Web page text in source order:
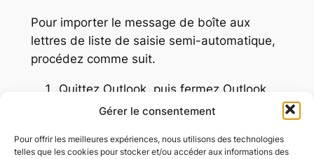
Gérer le consentement
Pour offrir les meilleures expériences, nous utilisons des technologies
telles que les cookies pour stocker et/ou accéder aux informations des
Pour importer le message de boîte aux
lettres de liste de saisie semi-automatique,
procédez comme suit.
Quittez Outlook, puis fermez Outlook
Web Access ou Outlook Web App sur
votre boîte aux lettres.